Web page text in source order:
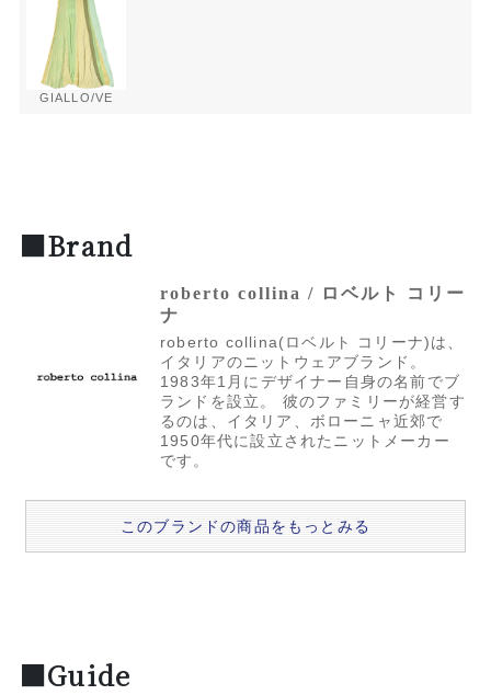
GIALLO/VE
■Brand
roberto collina / ロベルト コリー
ナ
roberto collina(ロベルト コリーナ)は、
イタリアのニットウェアブランド。
1983年1月にデザイナー自身の名前でブ
ランドを設立。 彼のファミリーが経営す
るのは、イタリア、ボローニャ近郊で
1950年代に設立されたニットメーカー
です。
このブランドの商品をもっとみる
■Guide